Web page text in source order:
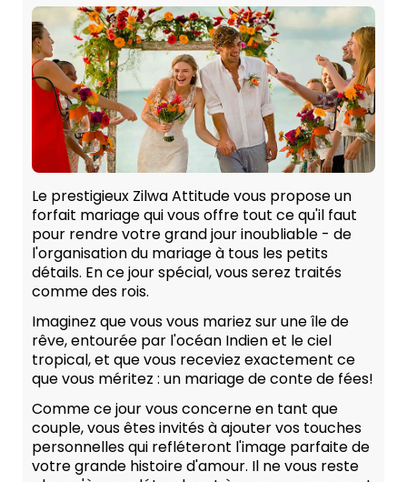
Le prestigieux Zilwa Attitude vous propose un
forfait mariage qui vous offre tout ce qu'il faut
pour rendre votre grand jour inoubliable - de
l'organisation du mariage à tous les petits
détails. En ce jour spécial, vous serez traités
comme des rois.
Imaginez que vous vous mariez sur une île de
rêve, entourée par l'océan Indien et le ciel
tropical, et que vous receviez exactement ce
que vous méritez : un mariage de conte de fées!
Comme ce jour vous concerne en tant que
couple, vous êtes invités à ajouter vos touches
personnelles qui refléteront l'image parfaite de
votre grande histoire d'amour. Il ne vous reste